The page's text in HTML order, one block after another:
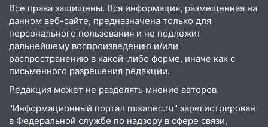
временно отключили холодную воду
10:14 В Ульяновске двоих участников
коррупционной схемы при ЦГКБ
отправили в колонию на 7 и 8 лет
09:52 Ночью беспилотники сбили над
соседними Татарстаном и Саратовской
областью
Все права защищены. Вся информация, размещенная на
данном веб-сайте, предназначена только для
персонального пользования и не подлежит
дальнейшему воспроизведению и/или
распространению в какой-либо форме, иначе как с
письменного разрешения редакции.
Редакция может не разделять мнение авторов.
"Информационный портал misanec.ru" зарегистрирован
в Федеральной службе по надзору в сфере связи,